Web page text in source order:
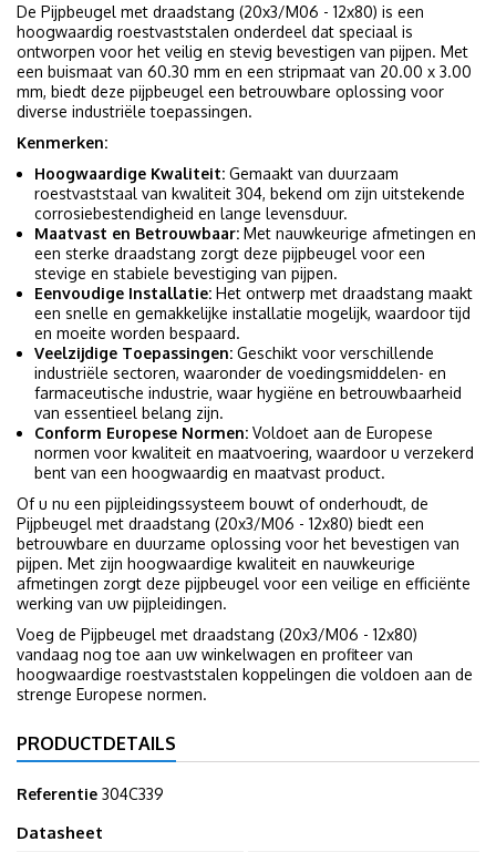
De Pijpbeugel met draadstang (20x3/M06 - 12x80) is een
hoogwaardig roestvaststalen onderdeel dat speciaal is
ontworpen voor het veilig en stevig bevestigen van pijpen. Met
een buismaat van 60.30 mm en een stripmaat van 20.00 x 3.00
mm, biedt deze pijpbeugel een betrouwbare oplossing voor
diverse industriële toepassingen.
Kenmerken:
Hoogwaardige Kwaliteit: Gemaakt van duurzaam
roestvaststaal van kwaliteit 304, bekend om zijn uitstekende
corrosiebestendigheid en lange levensduur.
Maatvast en Betrouwbaar: Met nauwkeurige afmetingen en
een sterke draadstang zorgt deze pijpbeugel voor een
stevige en stabiele bevestiging van pijpen.
Eenvoudige Installatie: Het ontwerp met draadstang maakt
een snelle en gemakkelijke installatie mogelijk, waardoor tijd
en moeite worden bespaard.
Veelzijdige Toepassingen: Geschikt voor verschillende
industriële sectoren, waaronder de voedingsmiddelen- en
farmaceutische industrie, waar hygiëne en betrouwbaarheid
van essentieel belang zijn.
Conform Europese Normen: Voldoet aan de Europese
normen voor kwaliteit en maatvoering, waardoor u verzekerd
bent van een hoogwaardig en maatvast product.
Of u nu een pijpleidingssysteem bouwt of onderhoudt, de
Pijpbeugel met draadstang (20x3/M06 - 12x80) biedt een
betrouwbare en duurzame oplossing voor het bevestigen van
pijpen. Met zijn hoogwaardige kwaliteit en nauwkeurige
afmetingen zorgt deze pijpbeugel voor een veilige en efficiënte
werking van uw pijpleidingen.
Voeg de Pijpbeugel met draadstang (20x3/M06 - 12x80)
vandaag nog toe aan uw winkelwagen en profiteer van
hoogwaardige roestvaststalen koppelingen die voldoen aan de
strenge Europese normen.
PRODUCTDETAILS
Referentie 304C339
Datasheet